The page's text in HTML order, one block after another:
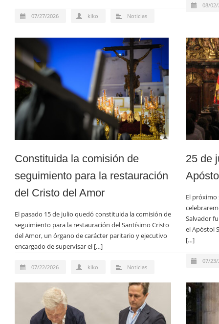
08/02/
07/27/2026 kiko Noticias
25 de
El próximo
Salvador
el Apóstol
[…]
07/23/
Constituida la comisión de
seguimiento para la restauración
del Cristo del Amor
El pasado 15 de julio quedó constituida la comisión de
seguimiento para la restauración del Santísimo Cristo
del Amor, un órgano de carácter paritario y ejecutivo
encargado de supervisar el […]
07/22/2026 kiko Noticias